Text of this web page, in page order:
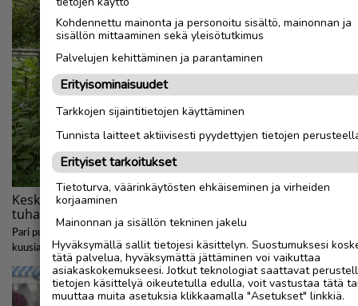
Kohdennettu mainonta ja personoitu sisältö, mainonnan ja
sisällön mittaaminen sekä yleisötutkimus
Palvelujen kehittäminen ja parantaminen
Erityisominaisuudet
Tarkkojen sijaintitietojen käyttäminen
Tunnista laitteet aktiivisesti pyydettyjen tietojen
Erityiset tarkoitukset
Tietoturva, väärinkäytösten ehkäiseminen ja virheiden
korjaaminen
Mainonnan ja sisällön tekninen jakelu
Hyväksymällä sallit tietojesi käsittelyn. Suostumuksesi
tätä palvelua, hyväksymättä jättäminen voi vaikuttaa
asiakaskokemukseesi. Jotkut teknologiat saattavat
tietojen käsittelyä oikeutetulla edulla, voit vastustaa tätä
muuttaa muita asetuksia klikkaamalla "Asetukset" linkkiä.